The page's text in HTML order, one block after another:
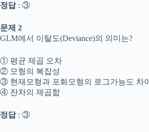
정답: ③
문제 2
GLM에서 이탈도(Deviance)의 의미는?
① 평균 제곱 오차
② 모형의 복잡성
③ 현재모형과 포화모형의 로그가능도 차이
④ 잔차의 제곱합
정답: ③